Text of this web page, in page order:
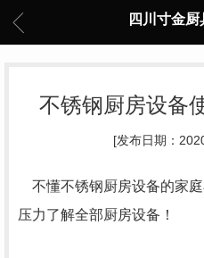
四川寸金厨
不锈钢厨房设备
[发布日期：
不懂不锈钢厨房设备的家
压力了解全部厨房设备！